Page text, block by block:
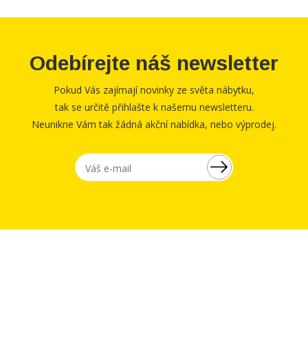
Odebírejte náš newsletter
Pokud Vás zajímají novinky ze světa nábytku,
tak se určitě přihlašte k našemu newsletteru.
Neunikne Vám tak žádná akční nabídka, nebo výprodej.